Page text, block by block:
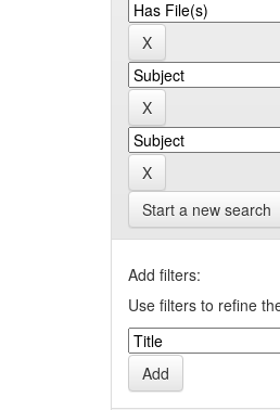
Start a new search
Add filters:
Use filters to refine